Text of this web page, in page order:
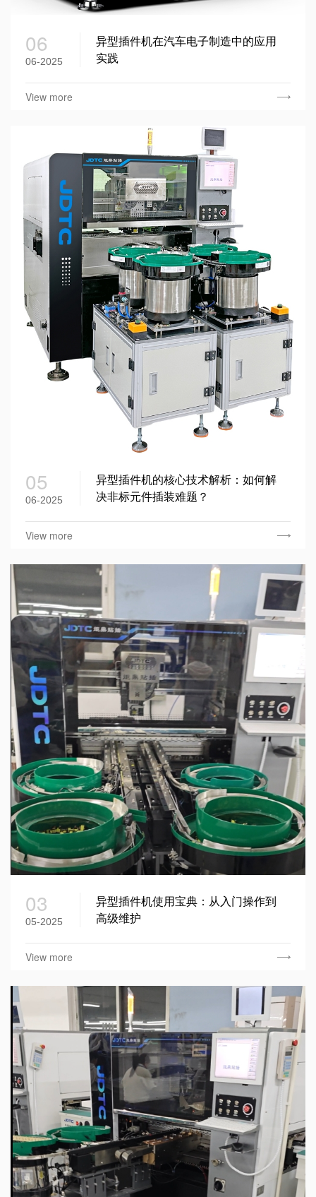
06
06-2025
异型插件机在汽车电子制造中的应用
实践​
View more
05
06-2025
异型插件机的核心技术解析：如何解
决非标元件插装难题？
View more
03
05-2025
异型插件机使用宝典：从入门操作到
高级维护
View more